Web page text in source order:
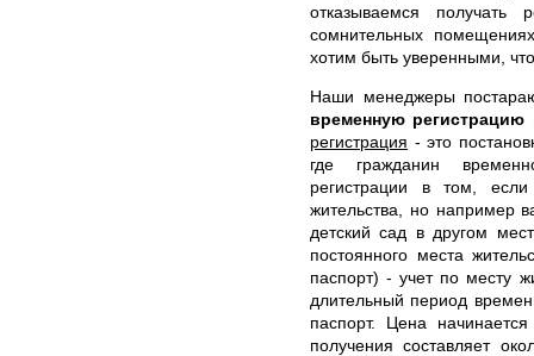
отказываемся получать
сомнительных
хотим быть уверенными,
Наши менеджеры
временную
регистрация - это
где гражданин
регистрации в том,
жительства, но например
детский сад в другом
постоянного места
паспорт) - учет по месту
длительный период
паспорт. Цена
получения составляет